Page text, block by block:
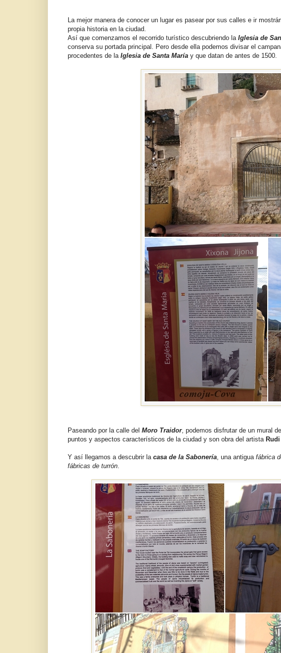
La mejor manera de conocer un lugar es pasear por sus calles e ir
propia historia en la ciudad.
Así que comenzamos el recorrido turístico descubriendo la Iglesia de
conserva su portada principal. Pero desde ella podemos divisar el
procedentes de la Iglesia de Santa María y que datan de antes de 1500.
Paseando por la calle del Moro Traidor, podemos disfrutar de un mural
puntos y aspectos característicos de la ciudad y son obra del artista Rudi
Y así llegamos a descubrir la casa de la Sabonería , una antigua fábrica
fábricas de turrón